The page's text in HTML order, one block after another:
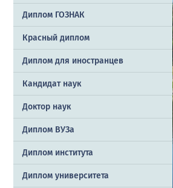
Диплом ГОЗНАК
Красный диплом
Диплом для иностранцев
Кандидат наук
Доктор наук
Диплом ВУЗа
Диплом института
Диплом университета